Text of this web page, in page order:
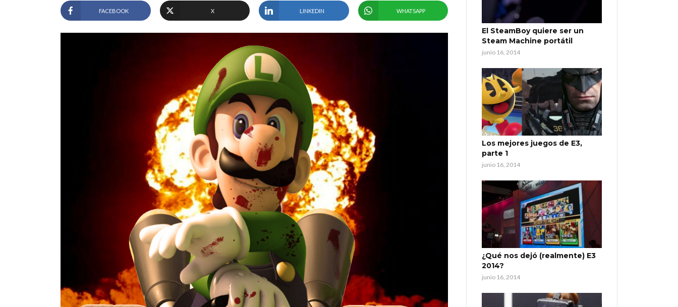
FACEBOOK X LINKEDIN WHATSAPP
El SteamBoy quiere ser un
Steam Machine portátil
junio 16, 2014
Los mejores juegos de E3,
parte 1
junio 16, 2014
¿Qué nos dejó (realmente) E3
2014?
junio 16, 2014